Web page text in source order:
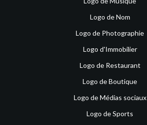
Logo de Nom
Logo de Photographie
Logo d'Immobilier
Logo de Restaurant
Logo de Boutique
Logo de Médias sociaux
Logo de Sports